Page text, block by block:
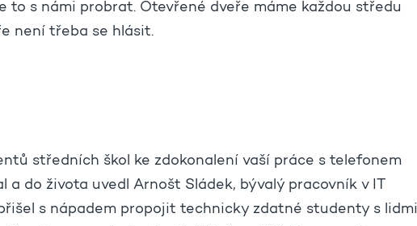
s námi probrat. Otevřené dveře máme každou středu
není třeba se hlásit.
středních škol ke zdokonalení vaší práce s telefonem
a do života uvedl Arnošt Sládek, bývalý pracovník v IT
s nápadem propojit technicky zdatné studenty s lidmi